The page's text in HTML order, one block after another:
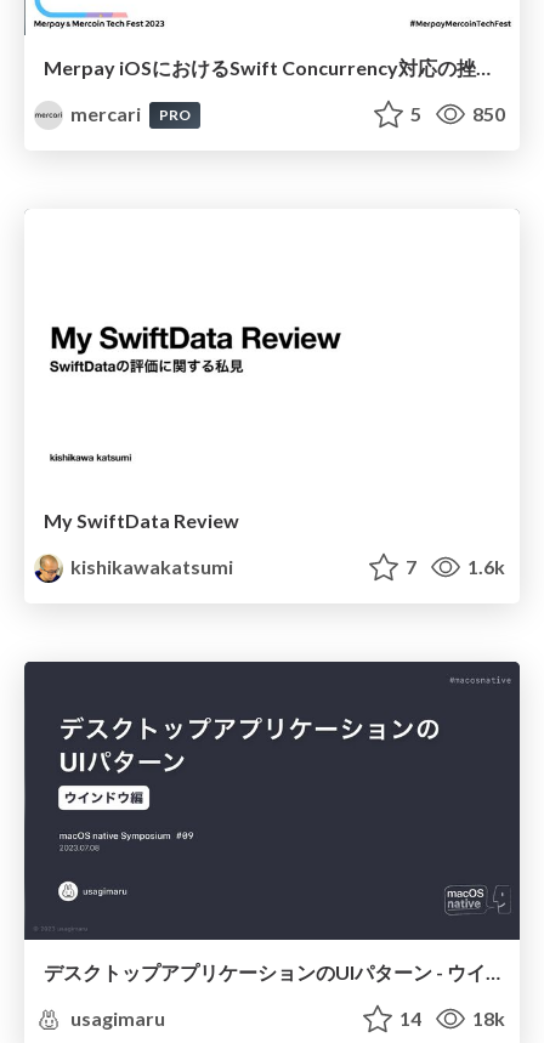
Merpay iOSにおけるSwift Concurrency対応の挫折と今後 / Swift Concurrency Support for Merpay for iOS: Frustration and Where to Go From Here
mercari
PRO 5 850
My SwiftData Review
kishikawakatsumi
7 1.6k
デスクトップアプリケーションのUIパターン - ウインドウ編（公開版） / UI Patterns of Desktop Applications - Window Layouts
usagimaru
14 18k